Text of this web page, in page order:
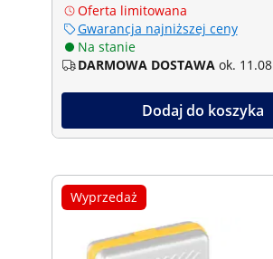
Oferta limitowana
Gwarancja najniższej ceny
Na stanie
DARMOWA DOSTAWA ok. 11.08
Dodaj do koszyka
Wyprzedaż